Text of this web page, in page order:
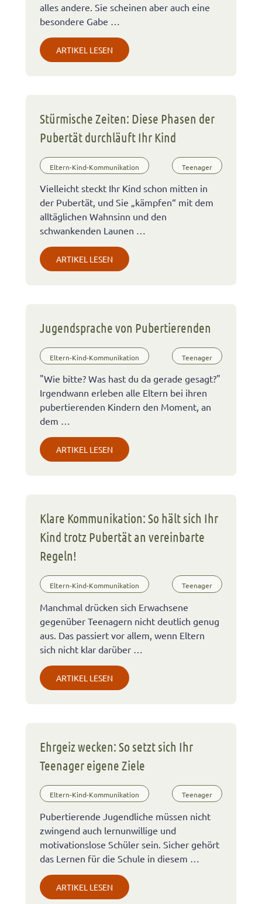
alles andere. Sie scheinen aber auch eine
besondere Gabe …
ARTIKEL LESEN
Stürmische Zeiten: Diese Phasen der
Pubertät durchläuft Ihr Kind
Eltern-Kind-Kommunikation Teenager
Vielleicht steckt Ihr Kind schon mitten in
der Pubertät, und Sie „kämpfen“ mit dem
alltäglichen Wahnsinn und den
schwankenden Launen …
ARTIKEL LESEN
Jugendsprache von Pubertierenden
Eltern-Kind-Kommunikation Teenager
"Wie bitte? Was hast du da gerade gesagt?"
Irgendwann erleben alle Eltern bei ihren
pubertierenden Kindern den Moment, an
dem …
ARTIKEL LESEN
Klare Kommunikation: So hält sich Ihr
Kind trotz Pubertät an vereinbarte
Regeln!
Eltern-Kind-Kommunikation Teenager
Manchmal drücken sich Erwachsene
gegenüber Teenagern nicht deutlich genug
aus. Das passiert vor allem, wenn Eltern
sich nicht klar darüber …
ARTIKEL LESEN
Ehrgeiz wecken: So setzt sich Ihr
Teenager eigene Ziele
Eltern-Kind-Kommunikation Teenager
Pubertierende Jugendliche müssen nicht
zwingend auch lernunwillige und
motivationslose Schüler sein. Sicher gehört
das Lernen für die Schule in diesem …
ARTIKEL LESEN